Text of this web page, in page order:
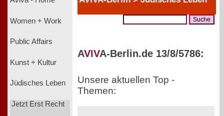
Women + Work
Public Affairs
Kunst + Kultur
Jüdisches Leben
Jetzt Erst Recht
AVIVA-Berlin.de 13/8/5786:
Unsere aktuellen Top -
Themen: